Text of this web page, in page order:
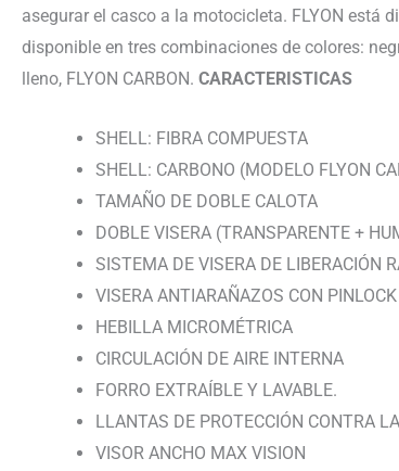
asegurar el casco a la motocicleta. FLYON está
disponible en tres combinaciones de colores:
lleno, FLYON CARBON. CARACTERISTICAS
SHELL: FIBRA COMPUESTA
SHELL: CARBONO (MODELO FLYON
TAMAÑO DE DOBLE CALOTA
DOBLE VISERA (TRANSPARENTE +
SISTEMA DE VISERA DE LIBERACIÓN
VISERA ANTIARAÑAZOS CON
HEBILLA MICROMÉTRICA
CIRCULACIÓN DE AIRE INTERNA
FORRO EXTRAÍBLE Y LAVABLE.
LLANTAS DE PROTECCIÓN CONTRA
VISOR ANCHO MAX VISION